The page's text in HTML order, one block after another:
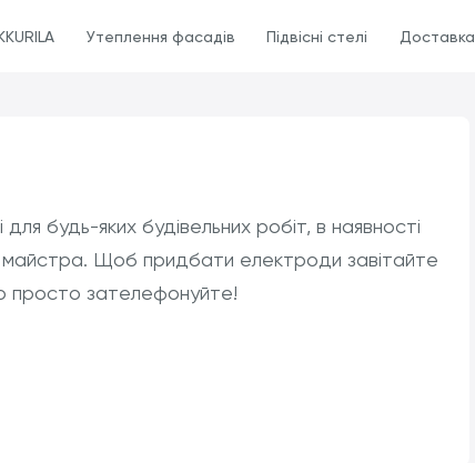
Утеплення фасадів Підвісні стелі Доставка
будь-яких будівельних робіт, в наявності
майстра. Щоб придбати електроди завітайте
просто зателефонуйте!